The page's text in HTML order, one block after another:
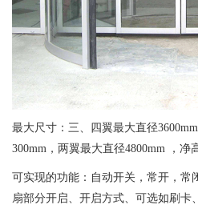
最大尺寸：三、四翼最大直径
300mm，两翼最大直径4800mm ，净
可实现的功能：自动开关，常开，常
扇部分开启、开启方式、可选如刷卡